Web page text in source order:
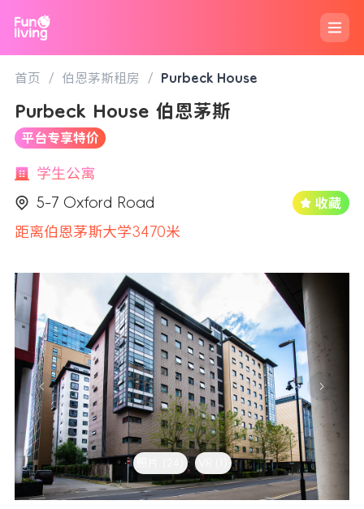
首页 / 伯恩茅斯租房 / Purbeck House
Purbeck House 伯恩茅斯
平台专享特价
学生公寓
5-7 Oxford Road
距离伯恩茅斯大学3470米